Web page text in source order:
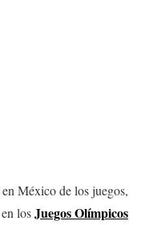
en México de los juegos,
en losJuegos Olímpicos